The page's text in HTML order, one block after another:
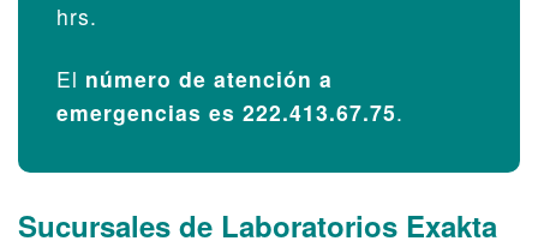
hrs.
El número de atención a
emergencias es 222.413.67.75.
Sucursales de Laboratorios Exakta